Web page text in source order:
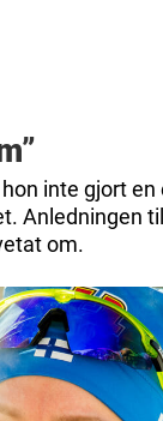
inte gjort en
Anledningen
om.